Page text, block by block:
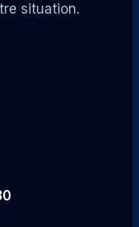
situation.